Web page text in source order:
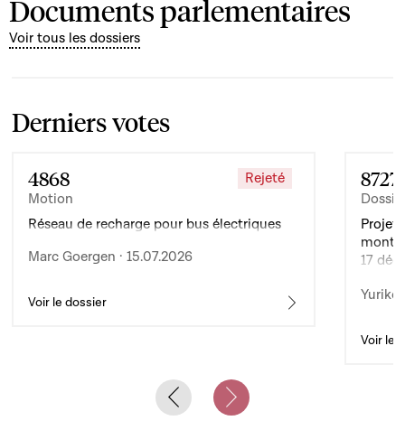
Documents parlementaires
Voir tous les dossiers
Derniers votes
4868
Motion
Rejeté
Réseau de recharge pour bus électriques
Marc Goergen · 15.07.2026
Voir le dossier
8727
Projet
17
Yuriko
Voir le
Previous slideNext slide